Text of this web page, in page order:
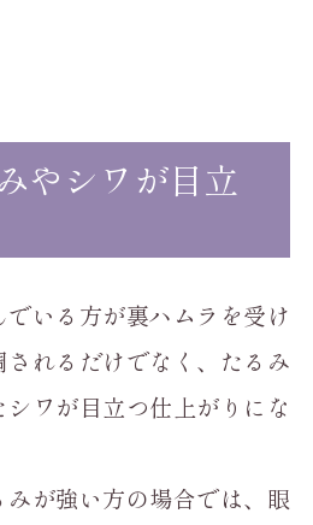
やシワが目立
いる方が裏ハムラを受け
れるだけでなく、たるみ
ワが目立つ仕上がりにな
みが強い方の場合では、眼